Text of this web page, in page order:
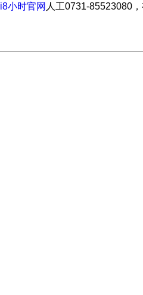
i8小时官网 人工0731-85523080